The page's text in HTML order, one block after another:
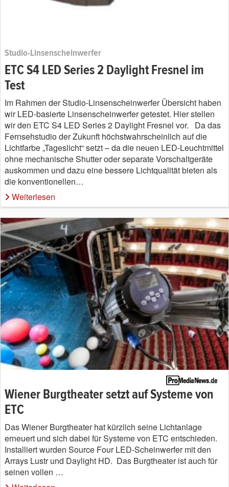
Studio-Linsenscheinwerfer
ETC S4 LED Series 2 Daylight Fresnel im
Test
Im Rahmen der Studio-Linsenscheinwerfer Übersicht haben
wir LED-basierte Linsenscheinwerfer getestet. Hier stellen
wir den ETC S4 LED Series 2 Daylight Fresnel vor. Da das
Fernsehstudio der Zukunft höchstwahrscheinlich auf die
Lichtfarbe „Tageslicht“ setzt – da die neuen LED-Leuchtmittel
ohne mechanische Shutter oder separate Vorschaltgeräte
auskommen und dazu eine bessere Lichtqualität bieten als
die konventionellen…
Weiterlesen
Wiener Burgtheater setzt auf Systeme von
ETC
Das Wiener Burgtheater hat kürzlich seine Lichtanlage
erneuert und sich dabei für Systeme von ETC entschieden.
Installiert wurden Source Four LED-Scheinwerfer mit den
Arrays Lustr und Daylight HD. Das Burgtheater ist auch für
seinen vollen …